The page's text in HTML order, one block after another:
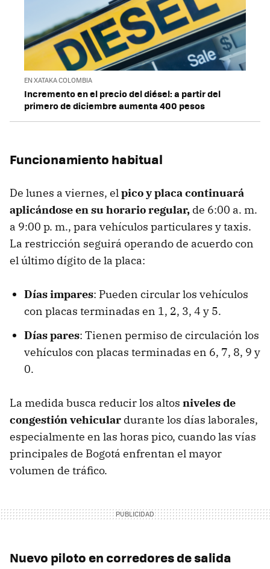
EN XATAKA COLOMBIA
Incremento en el precio del diésel: a partir del
primero de diciembre aumenta 400 pesos
Funcionamiento habitual
De lunes a viernes, elpico y placa continuará
aplicándose en su horario regular, de 6:00 a. m.
a 9:00 p. m., para vehículos particulares y taxis.
La restricción seguirá operando de acuerdo con
el último dígito de la placa:
Días impares: Pueden circular los vehículos
con placas terminadas en 1, 2, 3, 4 y 5.
Días pares: Tienen permiso de circulación los
vehículos con placas terminadas en 6, 7, 8, 9 y
0.
La medida busca reducir los altos niveles de
congestión vehicular durante los días laborales,
especialmente en las horas pico, cuando las vías
principales de Bogotá enfrentan el mayor
volumen de tráfico.
Nuevo piloto en corredores de salida